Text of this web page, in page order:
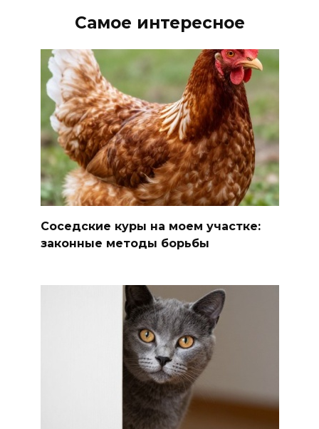
Самое интересное
Соседские куры на моем участке:
законные методы борьбы